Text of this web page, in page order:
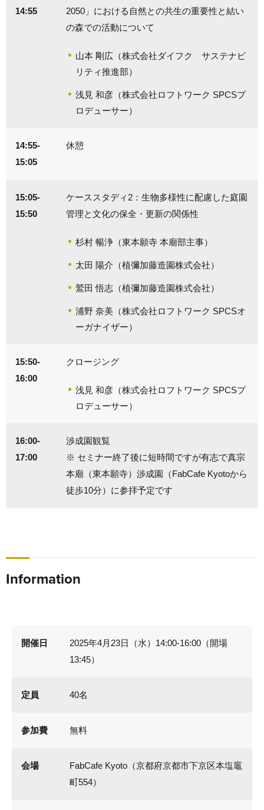
14:55
2050」における自然との共生の重要性と結い
の森での活動について
山本 剛広（株式会社ダイフク サステナビ
リティ推進部）
浅見 和彦（株式会社ロフトワーク SPCSプ
ロデューサー）
14:55-
15:05
休憩
15:05-
15:50
ケーススタディ2：生物多様性に配慮した庭園
管理と文化の保全・更新の関係性
杉村 暢浄（東本願寺 本廟部主事）
太田 陽介（植彌加藤造園株式会社）
鷲田 悟志（植彌加藤造園株式会社）
浦野 奈美（株式会社ロフトワーク SPCSオ
ーガナイザー）
15:50-
16:00
クロージング
浅見 和彦（株式会社ロフトワーク SPCSプ
ロデューサー）
16:00-
17:00
渉成園観覧
※ セミナー終了後に短時間ですが有志で真宗
本廟（東本願寺）渉成園（FabCafe Kyotoから
徒歩10分）に参拝予定です
Information
開催日
2025年4月23日（水）14:00-16:00（開場
13:45）
定員 40名
参加費 無料
会場
FabCafe Kyoto（京都府京都市下京区本塩竈
町554）